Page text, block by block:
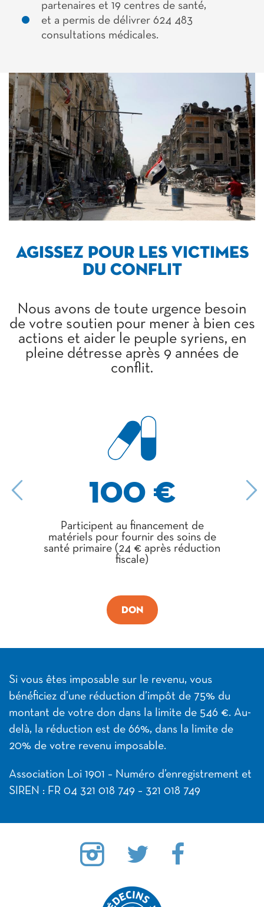
partenaires et 19 centres de santé,
et a permis de délivrer 624 483
consultations médicales.
AGISSEZ POUR LES VICTIMES
DU CONFLIT
Nous avons de toute urgence besoin
de votre soutien pour mener à bien ces
actions et aider le peuple syriens, en
pleine détresse après 9 années de
conflit.
100 €
Participent au financement de
matériels pour fournir des soins de
santé primaire (24 € après réduction
fiscale)
DON
Si vous êtes imposable sur le revenu, vous
bénéficiez d’une réduction d’impôt de 75% du
montant de votre don dans la limite de 546 €. Au-
delà, la réduction est de 66%, dans la limite de
20% de votre revenu imposable.
Association Loi 1901 – Numéro d’enregistrement et
SIREN : FR 04 321 018 749 – 321 018 749